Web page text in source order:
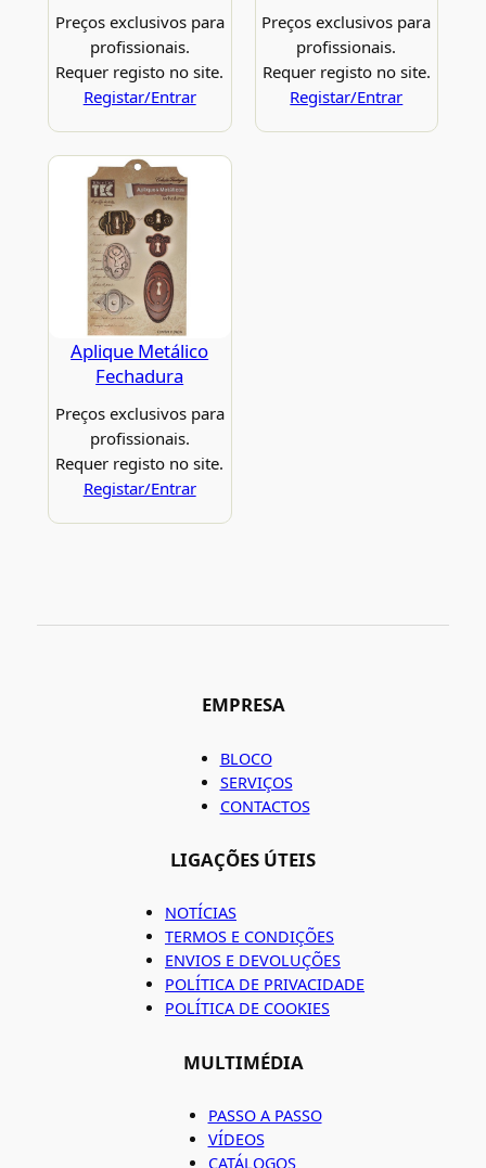
Preços exclusivos para
profissionais.
Requer registo no site.
Registar/Entrar
Preços exclusivos para
profissionais.
Requer registo no site.
Registar/Entrar
Aplique Metálico
Fechadura
Preços exclusivos para
profissionais.
Requer registo no site.
Registar/Entrar
EMPRESA
BLOCO
SERVIÇOS
CONTACTOS
LIGAÇÕES ÚTEIS
NOTÍCIAS
TERMOS E CONDIÇÕES
ENVIOS E DEVOLUÇÕES
POLÍTICA DE PRIVACIDADE
POLÍTICA DE COOKIES
MULTIMÉDIA
PASSO A PASSO
VÍDEOS
CATÁLOGOS